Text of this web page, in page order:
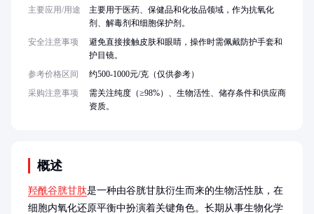
概述
羟酰谷胱甘肽是一种由谷胱甘肽衍生而来的生物活性肽，在
细胞内氧化还原平衡中扮演着关键角色。长期从事生物化学
主要应用/用途
主要用于医药、保健品和化妆品领域，作为抗氧化
剂、解毒剂和细胞保护剂。
安全注意事项
避免直接接触皮肤和眼睛，操作时需佩戴防护手套和
护目镜。
参考价格区间
约500-1000元/克（仅供参考）
采购注意事项
需关注纯度（≥98%）、生物活性、储存条件和供应商
资质。